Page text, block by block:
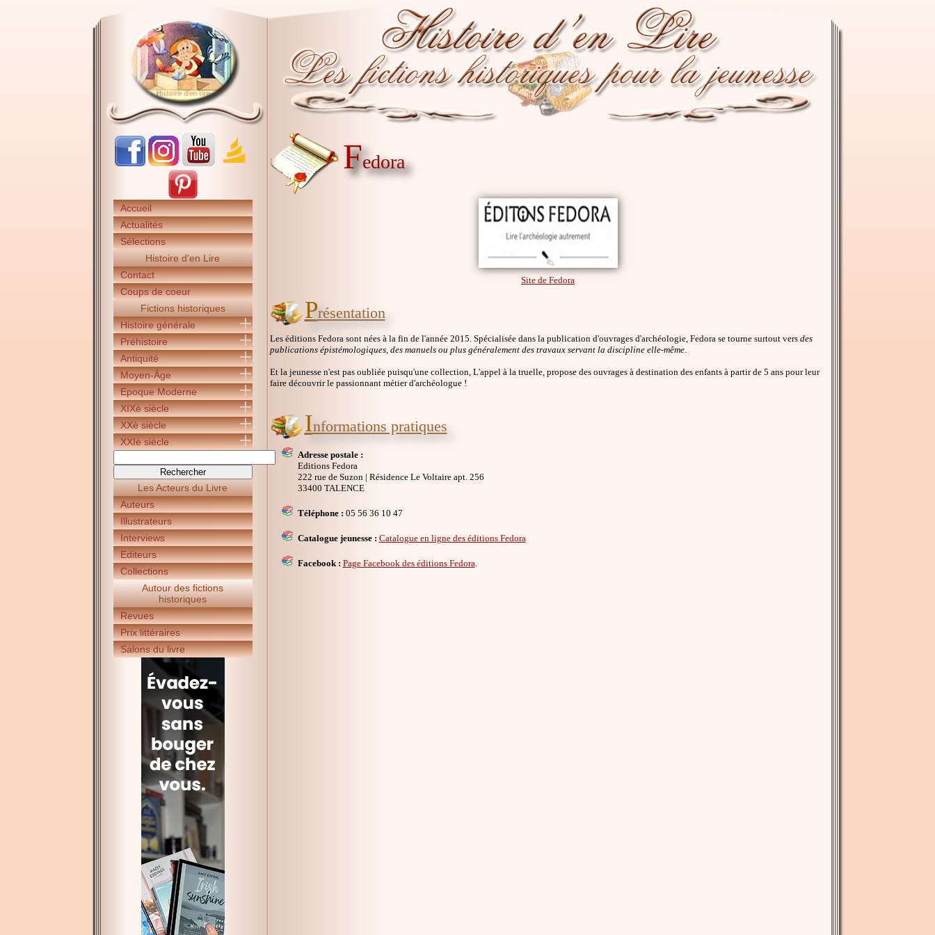
Accueil
Actualités
Sélections
Histoire d'en Lire
Contact
Coups de coeur
Fictions historiques
Histoire générale
Préhistoire
Antiquité
Moyen-Âge
Epoque Moderne
XIXè siècle
XXè siècle
XXIè siècle
Les Acteurs du Livre
Auteurs
Illustrateurs
Interviews
Editeurs
Collections
Autour des fictions
historiques
Revues
Prix littéraires
Salons du livre
Fedora
Site de Fedora
Présentation
Les éditions Fedora sont nées à la fin de l'année 2015. Spécialisée dans la publication d'ouvrages d'archéologie, Fedora se tourne surtout vers des
publications épistémologiques, des manuels ou plus généralement des travaux servant la discipline elle-même.
Et la jeunesse n'est pas oubliée puisqu'une collection, L'appel à la truelle, propose des ouvrages à destination des enfants à partir de 5 ans pour leur
faire découvrir le passionnant métier d'archéologue !
Informations pratiques
Adresse postale :
Editions Fedora
222 rue de Suzon | Résidence Le Voltaire apt. 256
33400 TALENCE
Téléphone : 05 56 36 10 47
Catalogue jeunesse : Catalogue en ligne des éditions Fedora
Facebook : Page Facebook des éditions Fedora.